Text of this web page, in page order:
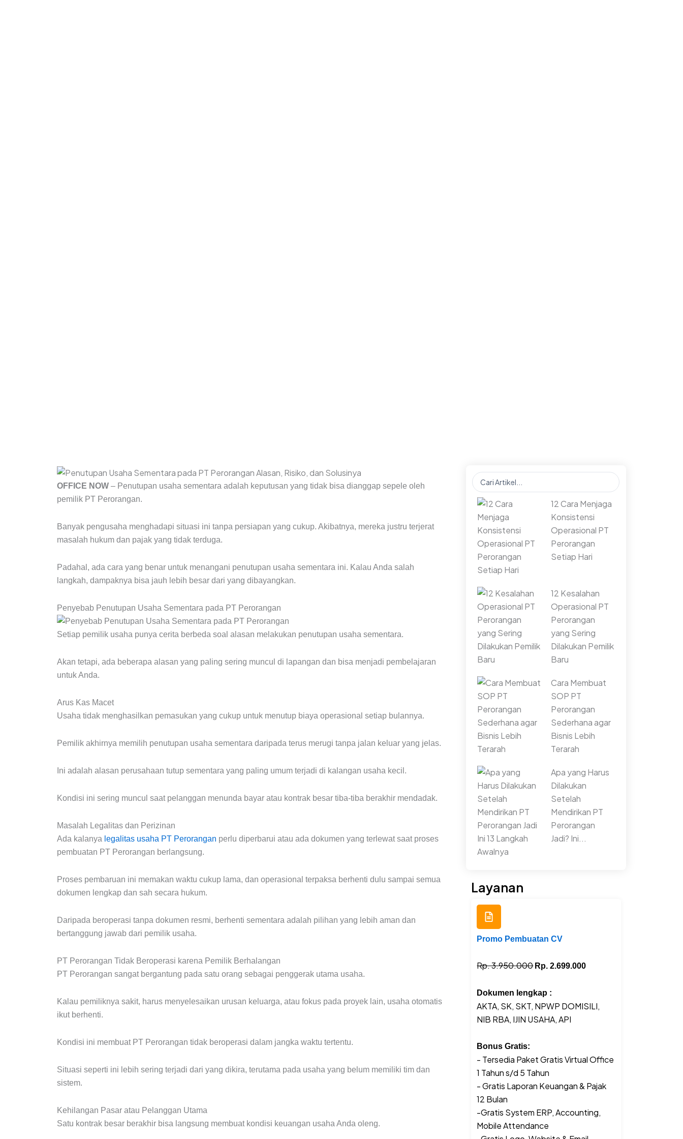
OFFICE NOW – Penutupan usaha sementara adalah keputusan yang tidak bisa dianggap sepele oleh
pemilik PT Perorangan.
Banyak pengusaha menghadapi situasi ini tanpa persiapan yang cukup. Akibatnya, mereka justru terjerat
masalah hukum dan pajak yang tidak terduga.
Padahal, ada cara yang benar untuk menangani penutupan usaha sementara ini. Kalau Anda salah
langkah, dampaknya bisa jauh lebih besar dari yang dibayangkan.
Penyebab Penutupan Usaha Sementara pada PT Perorangan
Setiap pemilik usaha punya cerita berbeda soal alasan melakukan penutupan usaha sementara.
Akan tetapi, ada beberapa alasan yang paling sering muncul di lapangan dan bisa menjadi pembelajaran
untuk Anda.
Arus Kas Macet
Usaha tidak menghasilkan pemasukan yang cukup untuk menutup biaya operasional setiap bulannya.
Pemilik akhirnya memilih penutupan usaha sementara daripada terus merugi tanpa jalan keluar yang jelas.
Ini adalah alasan perusahaan tutup sementara yang paling umum terjadi di kalangan usaha kecil.
Kondisi ini sering muncul saat pelanggan menunda bayar atau kontrak besar tiba-tiba berakhir mendadak.
Masalah Legalitas dan Perizinan
Ada kalanya legalitas usaha PT Perorangan perlu diperbarui atau ada dokumen yang terlewat saat proses
pembuatan PT Perorangan berlangsung.
Proses pembaruan ini memakan waktu cukup lama, dan operasional terpaksa berhenti dulu sampai semua
dokumen lengkap dan sah secara hukum.
Daripada beroperasi tanpa dokumen resmi, berhenti sementara adalah pilihan yang lebih aman dan
bertanggung jawab dari pemilik usaha.
PT Perorangan Tidak Beroperasi karena Pemilik Berhalangan
PT Perorangan sangat bergantung pada satu orang sebagai penggerak utama usaha.
Kalau pemiliknya sakit, harus menyelesaikan urusan keluarga, atau fokus pada proyek lain, usaha otomatis
ikut berhenti.
Kondisi ini membuat PT Perorangan tidak beroperasi dalam jangka waktu tertentu.
Situasi seperti ini lebih sering terjadi dari yang dikira, terutama pada usaha yang belum memiliki tim dan
sistem.
Kehilangan Pasar atau Pelanggan Utama
Satu kontrak besar berakhir bisa langsung membuat kondisi keuangan usaha Anda oleng.
Search
...
12 Cara Menjaga
Konsistensi
Operasional PT
Perorangan
Setiap Hari
12 Kesalahan
Operasional PT
Perorangan
yang Sering
Dilakukan Pemilik
Baru
Cara Membuat
SOP PT
Perorangan
Sederhana agar
Bisnis Lebih
Terarah
Apa yang Harus
Dilakukan
Setelah
Mendirikan PT
Perorangan
Jadi? Ini...
Layanan
Promo Pembuatan CV
Rp. 3.950.000 Rp. 2.699.000
Dokumen lengkap :
AKTA, SK, SKT, NPWP DOMISILI,
NIB RBA, IJIN USAHA, API
Bonus Gratis:
- Tersedia Paket Gratis Virtual Office
1 Tahun s/d 5 Tahun
- Gratis Laporan Keuangan & Pajak
12 Bulan
-Gratis System ERP, Accounting,
Mobile Attendance